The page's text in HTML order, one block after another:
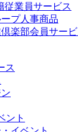
従業員サービス
プ人事商品
楽部会員サー
ス
ント